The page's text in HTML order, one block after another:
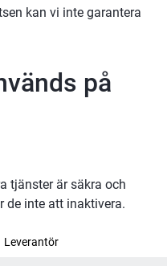
kan vi inte garantera
på
tjänster är säkra och
de inte att inaktivera.
Leverantör